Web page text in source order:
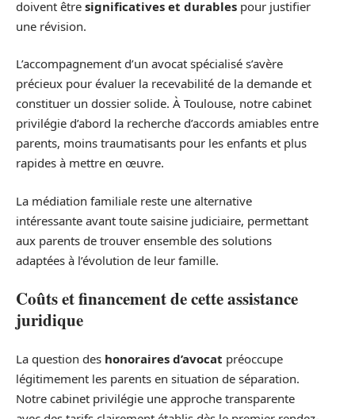
doivent être significatives et durables pour justifier
une révision.
L’accompagnement d’un avocat spécialisé s’avère
précieux pour évaluer la recevabilité de la demande et
constituer un dossier solide. À Toulouse, notre cabinet
privilégie d’abord la recherche d’accords amiables entre
parents, moins traumatisants pour les enfants et plus
rapides à mettre en œuvre.
La médiation familiale reste une alternative
intéressante avant toute saisine judiciaire, permettant
aux parents de trouver ensemble des solutions
adaptées à l’évolution de leur famille.
Coûts et financement de cette assistance
juridique
La question des honoraires d’avocat préoccupe
légitimement les parents en situation de séparation.
Notre cabinet privilégie une approche transparente